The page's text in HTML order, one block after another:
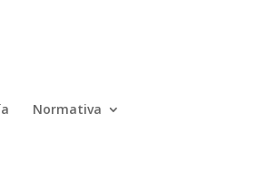
Normativa